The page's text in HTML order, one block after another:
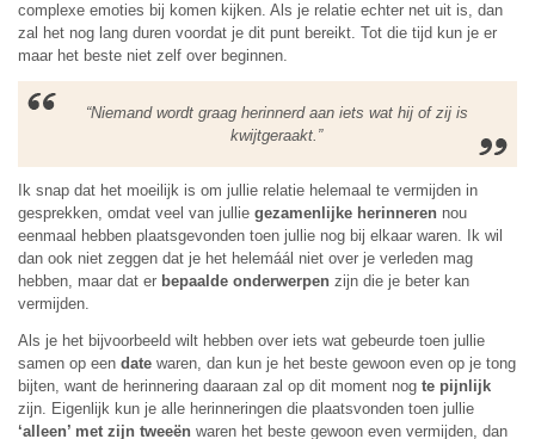
complexe emoties bij komen kijken. Als je relatie echter net uit is, dan
zal het nog lang duren voordat je dit punt bereikt. Tot die tijd kun je er
maar het beste niet zelf over beginnen.
“Niemand wordt graag herinnerd aan iets wat hij of zij is
kwijtgeraakt.”
Ik snap dat het moeilijk is om jullie relatie helemaal te vermijden in
gesprekken, omdat veel van jullie gezamenlijke herinneren nou
eenmaal hebben plaatsgevonden toen jullie nog bij elkaar waren. Ik wil
dan ook niet zeggen dat je het helemáál niet over je verleden mag
hebben, maar dat er bepaalde onderwerpen zijn die je beter kan
vermijden.
Als je het bijvoorbeeld wilt hebben over iets wat gebeurde toen jullie
samen op een date waren, dan kun je het beste gewoon even op je tong
bijten, want de herinnering daaraan zal op dit moment nog te pijnlijk
zijn. Eigenlijk kun je alle herinneringen die plaatsvonden toen jullie
‘alleen’ met zijn tweeën waren het beste gewoon even vermijden, dan